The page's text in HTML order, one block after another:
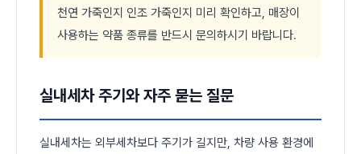
천연 가죽인지 인조 가죽인지 미리 확인하고, 매장이
사용하는 약품 종류를 반드시 문의하시기 바랍니다.
실내세차 주기와 자주 묻는 질문
실내세차는 외부세차보다 주기가 길지만, 차량 사용 환경에